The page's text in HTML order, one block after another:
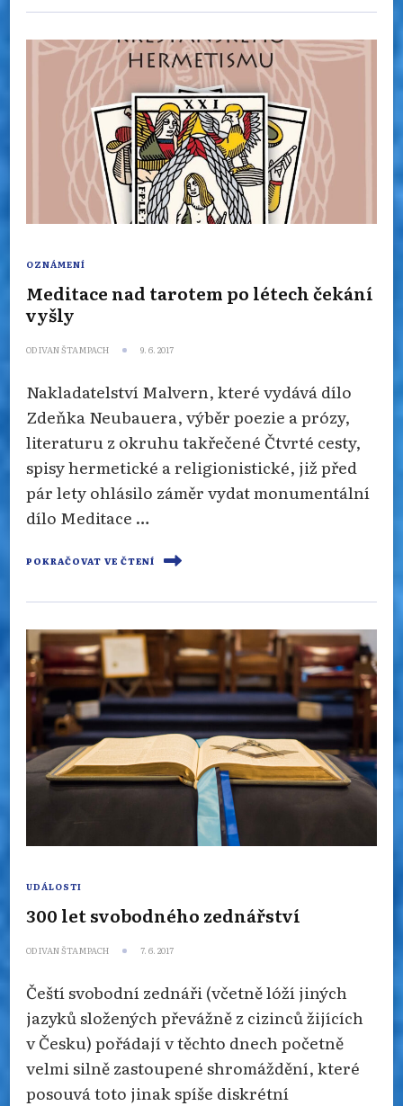
OZNÁMENÍ
Meditace nad tarotem po létech čekání
vyšly
ODIVAN ŠTAMPACH 9. 6. 2017
Nakladatelství Malvern, které vydává dílo
Zdeňka Neubauera, výběr poezie a prózy,
literaturu z okruhu takřečené Čtvrté cesty,
spisy hermetické a religionistické, již před
pár lety ohlásilo záměr vydat monumentální
dílo Meditace …
POKRAČOVAT VE ČTENÍ
UDÁLOSTI
300 let svobodného zednářství
ODIVAN ŠTAMPACH 7. 6. 2017
Čeští svobodní zednáři (včetně lóží jiných
jazyků složených převážně z cizinců žijících
v Česku) pořádají v těchto dnech početně
velmi silně zastoupené shromáždění, které
posouvá toto jinak spíše diskrétní